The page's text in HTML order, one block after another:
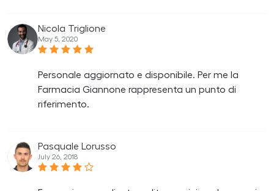
Nicola Triglione
May 5, 2020
Personale aggiornato e disponibile. Per me la
Farmacia Giannone rappresenta un punto di
riferimento.
Pasquale Lorusso
July 26, 2018